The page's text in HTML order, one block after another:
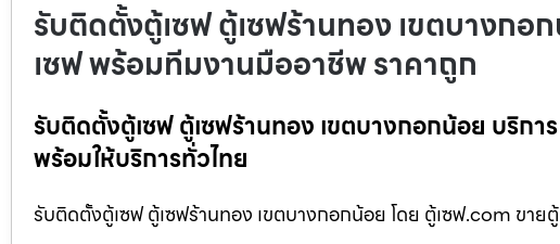
รับติดตั้งตู้เซฟ ตู้เซฟร้านทอง เขตบางกอ
เซฟ พร้อมทีมงานมืออาชีพ ราคาถูก
รับติดตั้งตู้เซฟ ตู้เซฟร้านทอง เขตบางกอกน้อย บริก
พร้อมให้บริการทั่วไทย
รับติดตั้งตู้เซฟ ตู้เซฟร้านทอง เขตบางกอกน้อย โดย ตู้เซฟ.com ขา